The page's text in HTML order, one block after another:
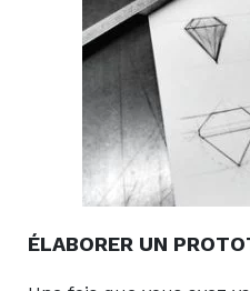
ÉLABORER UN